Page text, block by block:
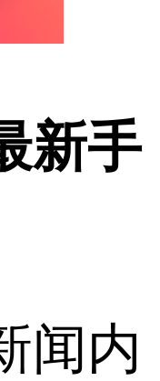
新手
闻内